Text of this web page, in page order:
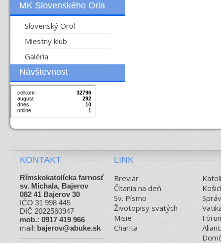
MK Slovenského Orla
Slovenský Orol
Miestny klub
Galéria
Návštevnost
KONTAKT
Rímskokatolícka farnosť
sv. Michala, Bajerov
082 41 Bajerov 30
IČO 31 998 445
DIČ 2022560947
mob.: 0917 419 966
mail: bajerov@abuke.sk
LINK
Breviár
Čítania na deň
Sv. Písmo
Životopisy svätých
Misie
Charita